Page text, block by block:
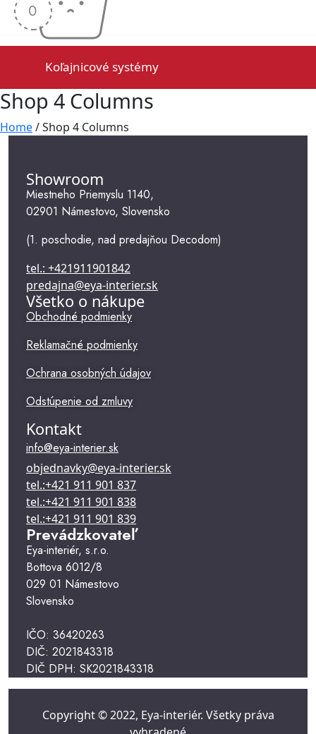
Koľajnicové systémy
Garniže
Rímske rolety
Závesy a záclony
Rolety
Shop 4 Columns
Home/Shop 4 Columns
Showroom
Miestneho Priemyslu 1140,
02901 Námestovo, Slovensko
(1. poschodie, nad predajňou Decodom)
tel.: +421911901842
predajna@eya-interier.sk
Všetko o nákupe
Obchodné podmienky
Reklamačné podmienky
Ochrana osobných údajov
Odstúpenie od zmluvy
Kontakt
info@eya-interier.sk
objednavky@eya-interier.sk
tel.:+421 911 901 837
tel.:+421 911 901 838
tel.:+421 911 901 839
Prevádzkovateľ
Eya-interiér, s.r.o.
Bottova 6012/8
029 01 Námestovo
Slovensko
IČO: 36420263
DIČ: 2021843318
DIČ DPH: SK2021843318
Copyright © 2022, Eya-interiér. Všetky práva